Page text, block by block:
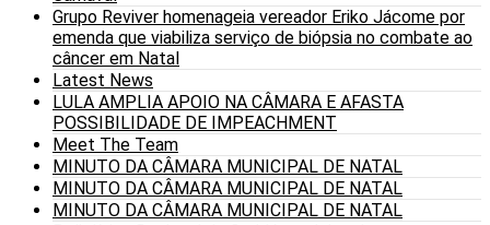
Grupo Reviver homenageia vereador Eriko Jácome por
emenda que viabiliza serviço de biópsia no combate ao
câncer em Natal
Latest News
LULA AMPLIA APOIO NA CÂMARA E AFASTA
POSSIBILIDADE DE IMPEACHMENT
Meet The Team
MINUTO DA CÂMARA MUNICIPAL DE NATAL
MINUTO DA CÂMARA MUNICIPAL DE NATAL
MINUTO DA CÂMARA MUNICIPAL DE NATAL